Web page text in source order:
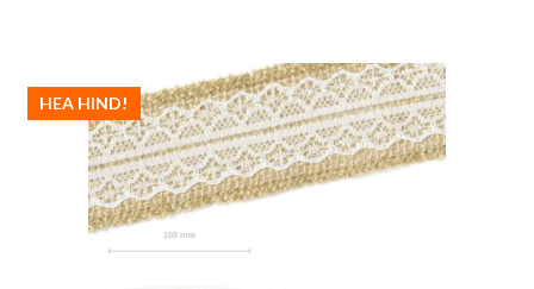
HEA HIND!